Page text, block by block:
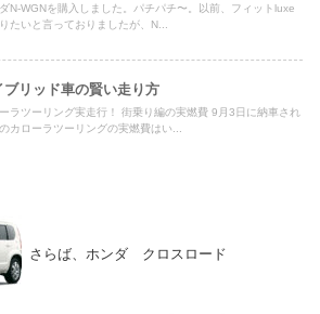
N-WGNを購入しました。パチパチ〜。以前、フィットluxe
たいと言っておりましたが、N...
ブリッド車の賢い走り方
ラツーリング実走行！ 街乗り編の実燃費 9月3日に納車され
カローラツーリングの実燃費はい...
さらば、ホンダ クロスロード